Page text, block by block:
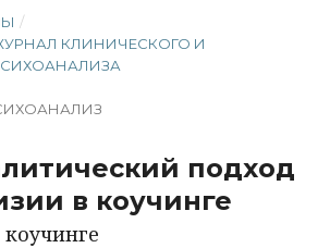
/
КЛИНИЧЕСКОГО И
подход
в коучинге